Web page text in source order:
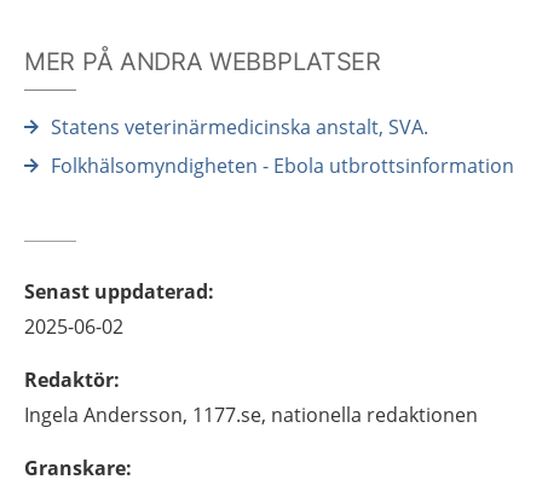
MER PÅ ANDRA WEBBPLATSER
Statens veterinärmedicinska anstalt, SVA.
Folkhälsomyndigheten - Ebola utbrottsinformation
Senast uppdaterad:
2025-06-02
Redaktör:
Ingela Andersson, 1177.se, nationella redaktionen
Granskare: